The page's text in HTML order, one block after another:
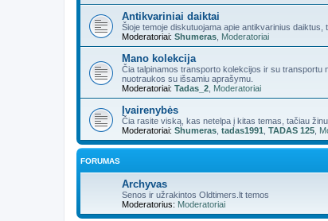
Antikvariniai daiktai
Šioje temoje diskutuojama apie antikvarinius
Moderatoriai: Shumeras Moderatoriai
Mano kolekcija
Čia talpinamos transporto kolekcijos ir su transportu
nuotraukos su išsamiu aprašymu.
Moderatoriai: Tadas_2 Moderatoriai
Įvairenybės
Čia rasite viską, kas netelpa į kitas temas, tačiau
Moderatoriai: Shumeras tadas1991 TADAS 125
FORUMAS
Archyvas
Senos ir užrakintos Oldtimers.lt temos
Moderatorius: Moderatoriai